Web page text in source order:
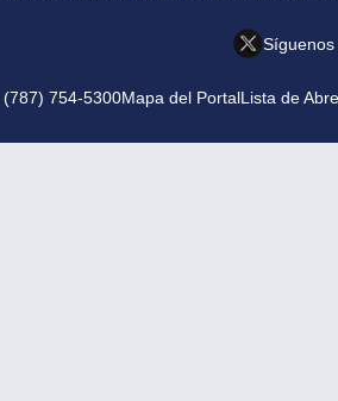
Síguenos
(787) 754-5300Mapa del PortalLista de